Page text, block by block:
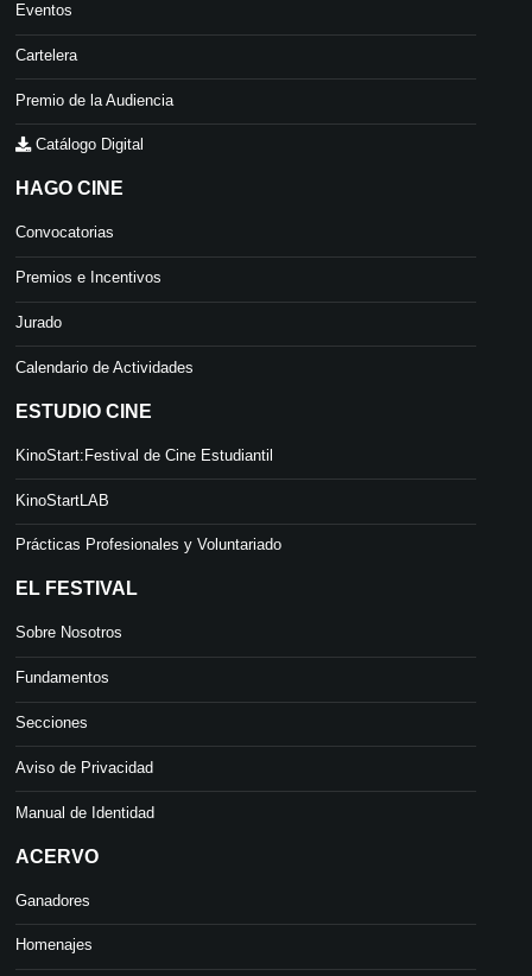
Eventos
Cartelera
Premio de la Audiencia
Catálogo Digital
HAGO CINE
Convocatorias
Premios e Incentivos
Jurado
Calendario de Actividades
ESTUDIO CINE
KinoStart:Festival de Cine Estudiantil
KinoStartLAB
Prácticas Profesionales y Voluntariado
EL FESTIVAL
Sobre Nosotros
Fundamentos
Secciones
Aviso de Privacidad
Manual de Identidad
ACERVO
Ganadores
Homenajes